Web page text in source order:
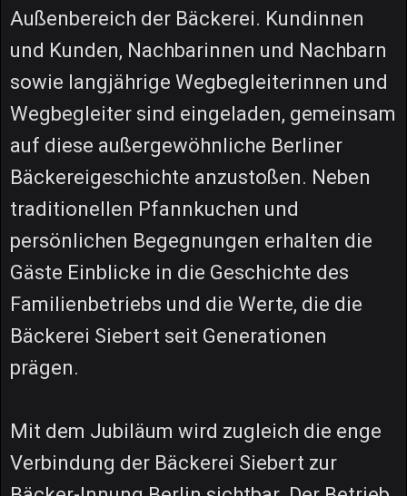
Außenbereich der Bäckerei. Kundinnen
und Kunden, Nachbarinnen und Nachbarn
sowie langjährige Wegbegleiterinnen und
Wegbegleiter sind eingeladen, gemeinsam
auf diese außergewöhnliche Berliner
Bäckereigeschichte anzustoßen. Neben
traditionellen Pfannkuchen und
persönlichen Begegnungen erhalten die
Gäste Einblicke in die Geschichte des
Familienbetriebs und die Werte, die die
Bäckerei Siebert seit Generationen
prägen.
Mit dem Jubiläum wird zugleich die enge
Verbindung der Bäckerei Siebert zur